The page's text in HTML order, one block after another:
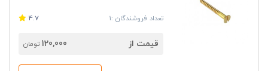
تعداد فروشندگان :1 4.7
قیمت از 120,000 تومان